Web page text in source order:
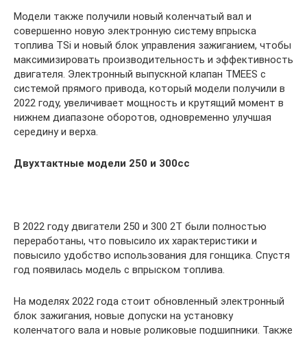
Модели также получили новый коленчатый вал и
совершенно новую электронную систему впрыска
топлива TSi и новый блок управления зажиганием, чтобы
максимизировать производительность и эффективность
двигателя. Электронный выпускной клапан TMEES с
системой прямого привода, который модели получили в
2022 году, увеличивает мощность и крутящий момент в
нижнем диапазоне оборотов, одновременно улучшая
середину и верха.
Двухтактные модели 250 и 300сс
В 2022 году двигатели 250 и 300 2T были полностью
переработаны, что повысило их характеристики и
повысило удобство использования для гонщика. Спустя
год появилась модель с впрыском топлива.
На моделях 2022 года стоит обновленный электронный
блок зажигания, новые допуски на установку
коленчатого вала и новые роликовые подшипники. Также